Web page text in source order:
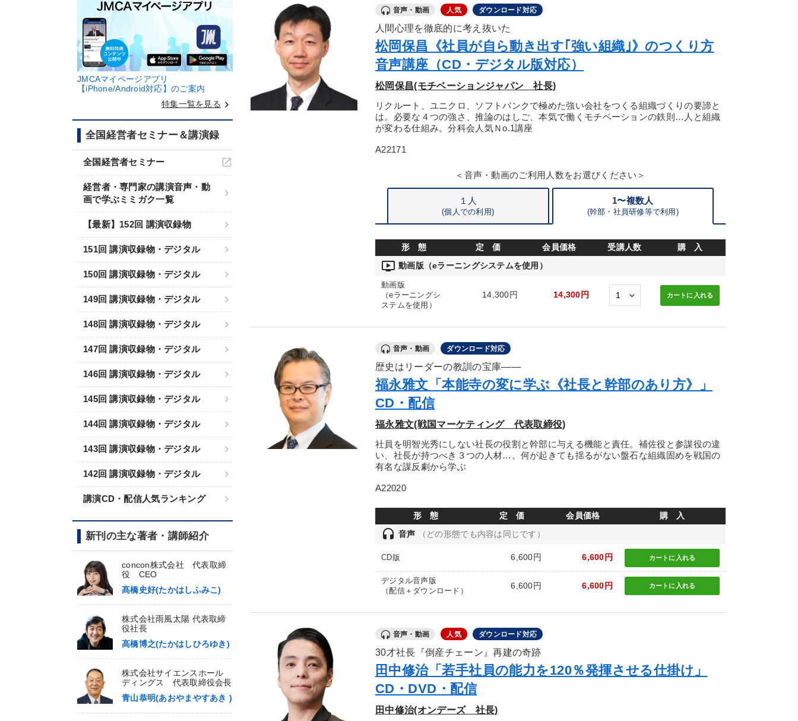
JMCAマイページアプリ
【iPhone/Android対応】のご案内
特集一覧を見る keyboard_arrow_right
全国経営者セミナー＆講演録
全国経営者セミナー
経営者・専門家の講演音声・動
画で学ぶミミガク一覧
【最新】152回 講演収録物
151回 講演収録物・デジタル
150回 講演収録物・デジタル
149回 講演収録物・デジタル
148回 講演収録物・デジタル
147回 講演収録物・デジタル
146回 講演収録物・デジタル
145回 講演収録物・デジタル
144回 講演収録物・デジタル
143回 講演収録物・デジタル
142回 講演収録物・デジタル
講演CD・配信人気ランキング
新刊の主な著者・講師紹介
concon株式会社 代表取締
役 CEO
髙橋史好(たかはしふみこ)
株式会社雨風太陽 代表取締
役社長
高橋博之(たかはしひろゆき)
株式会社サイエンスホール
ディングス 代表取締役会長
青山恭明(あおやまやすあき )
音声・動画 人気 ダウンロード対応
人間心理を徹底的に考え抜いた
松岡保昌《社員が自ら動き出す｢強い組織｣》のつくり方
音声講座（CD・デジタル版対応）
松岡保昌(モチベーションジャパン 社長)
リクルート、ユニクロ、ソフトバンクで極めた強い会社をつくる組織づくりの要諦と
は。必要な４つの強さ、推論のはしご、本気で働くモチベーションの鉄則…人と組織
が変わる仕組み。分科会人気Ｎo.1講座
A22171
＜音声・動画のご利用人数をお選びください＞
１人
(個人での利用)
1〜複数人
(幹部・ 社員研修等で利用)
形 態 定 価 会員価格 受講人数 購 入
ondemand_video 動画版（eラーニングシステムを使用）
動画版
（eラーニングシ
ステムを使用）
14,300円 14,300円 カートに 入れる
音声・動画 ダウンロード対応
歴史はリーダーの教訓の宝庫――
福永雅文「本能寺の変に学ぶ《社長と幹部のあり方》」
CD・配信
福永雅文(戦国マーケティング 代表取締役)
社員を明智光秀にしない社長の役割と幹部に与える機能と責任。補佐役と参謀役の違
い、社長が持つべき３つの人材…。何が起きても揺るがない盤石な組織固めを戦国の
有名な謀反劇から学ぶ
A22020
形 態 定 価 会員価格 購 入
headset 音声 （どの形態でも内容は同じです）
CD版 6,600円 6,600円 カートに 入れる
デジタル音声版
（配信＋ダウンロード）
6,600円 6,600円 カートに 入れる
音声・動画 人気 ダウンロード対応
30才社長『倒産チェーン』再建の奇跡
田中修治「若手社員の能力を120％発揮させる仕掛け」
CD・DVD・配信
田中修治(オンデーズ 社長)